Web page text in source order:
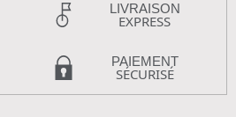
LIVRAISON
EXPRESS
PAIEMENT
SÉCURISÉ